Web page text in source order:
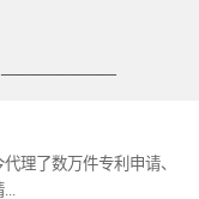
· ——————
理了数万件专利申请、